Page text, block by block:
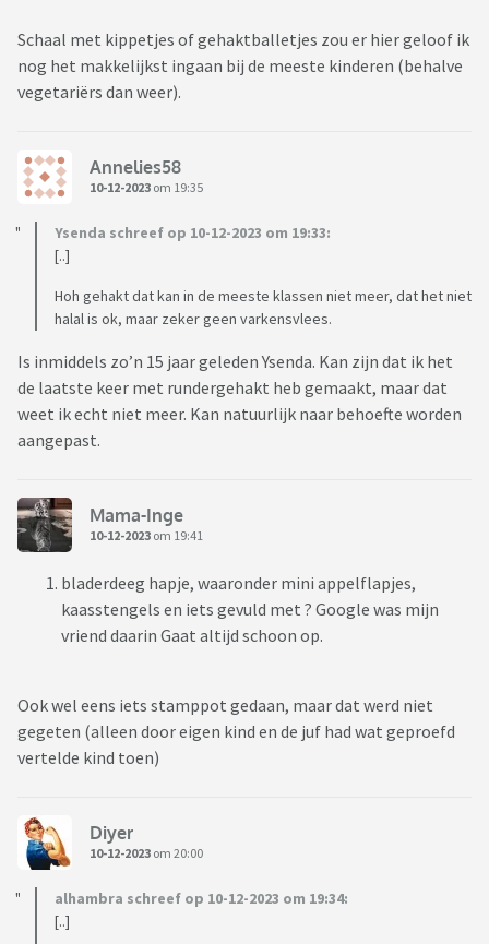
Schaal met kippetjes of gehaktballetjes zou er hier geloof ik
nog het makkelijkst ingaan bij de meeste kinderen (behalve
vegetariërs dan weer).
Annelies58
10-12-2023 om 19:35
Ysenda schreef op 10-12-2023 om 19:33:
[..]
Hoh gehakt dat kan in de meeste klassen niet meer, dat het niet
halal is ok, maar zeker geen varkensvlees.
Is inmiddels zo’n 15 jaar geleden Ysenda. Kan zijn dat ik het
de laatste keer met rundergehakt heb gemaakt, maar dat
weet ik echt niet meer. Kan natuurlijk naar behoefte worden
aangepast.
Mama-Inge
10-12-2023 om 19:41
bladerdeeg hapje, waaronder mini appelflapjes,
kaasstengels en iets gevuld met ? Google was mijn
vriend daarin Gaat altijd schoon op.
Ook wel eens iets stamppot gedaan, maar dat werd niet
gegeten (alleen door eigen kind en de juf had wat geproefd
vertelde kind toen)
Diyer
10-12-2023 om 20:00
alhambra schreef op 10-12-2023 om 19:34:
[..]